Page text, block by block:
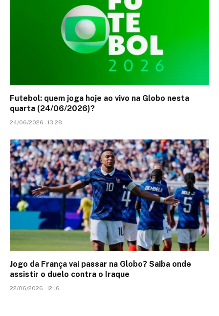
Futebol: quem joga hoje ao vivo na Globo nesta
quarta (24/06/2026)?
24/06/2026 - 13:28
Jogo da França vai passar na Globo? Saiba onde
assistir o duelo contra o Iraque
22/06/2026 - 12:16